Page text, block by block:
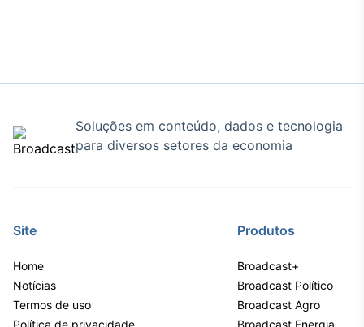
Em breve
Soluções em conteúdo, dados e tecnologia
para diversos setores da economia
Site
Home
Notícias
Termos de uso
Política de privacidade
Produtos
Broadcast+
Broadcast Político
Broadcast Agro
Broadcast Energia